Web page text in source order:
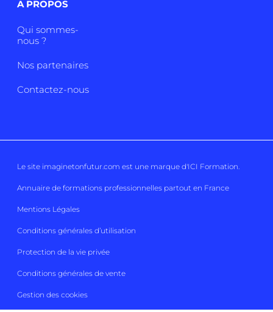
A PROPOS
Qui sommes-
nous ?
Nos partenaires
Contactez-nous
Le site imaginetonfutur.com est une marque d'ICI Formation.
Annuaire de formations professionnelles partout en France
Mentions Légales
Conditions générales d’utilisation
Protection de la vie privée
Conditions générales de vente
Gestion des cookies